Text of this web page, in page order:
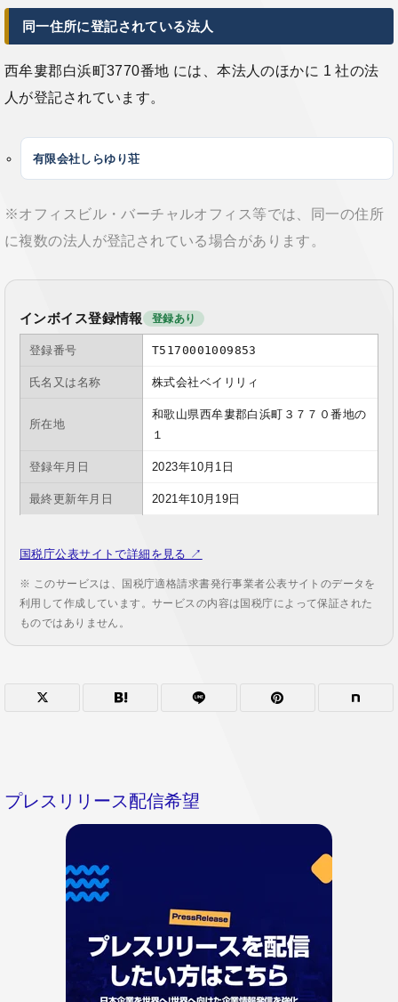
同一住所に登記されている法人
西牟婁郡白浜町3770番地 には、本法人のほかに 1 社の法
人が登記されています。
有限会社しらゆり荘
※オフィスビル・バーチャルオフィス等では、同一の住所
に複数の法人が登記されている場合があります。
インボイス登録情報 登録あり
登録番号 T5170001009853
氏名又は名称 株式会社ベイリリィ
所在地
和歌山県西牟婁郡白浜町３７７０番地の
１
登録年月日 2023年10月1日
最終更新年月日 2021年10月19日
国税庁公表サイトで詳細を見る ↗
※ このサービスは、国税庁適格請求書発行事業者公表サイトのデータを
利用して作成しています。サービスの内容は国税庁によって保証された
ものではありません。
プレスリリース配信希望